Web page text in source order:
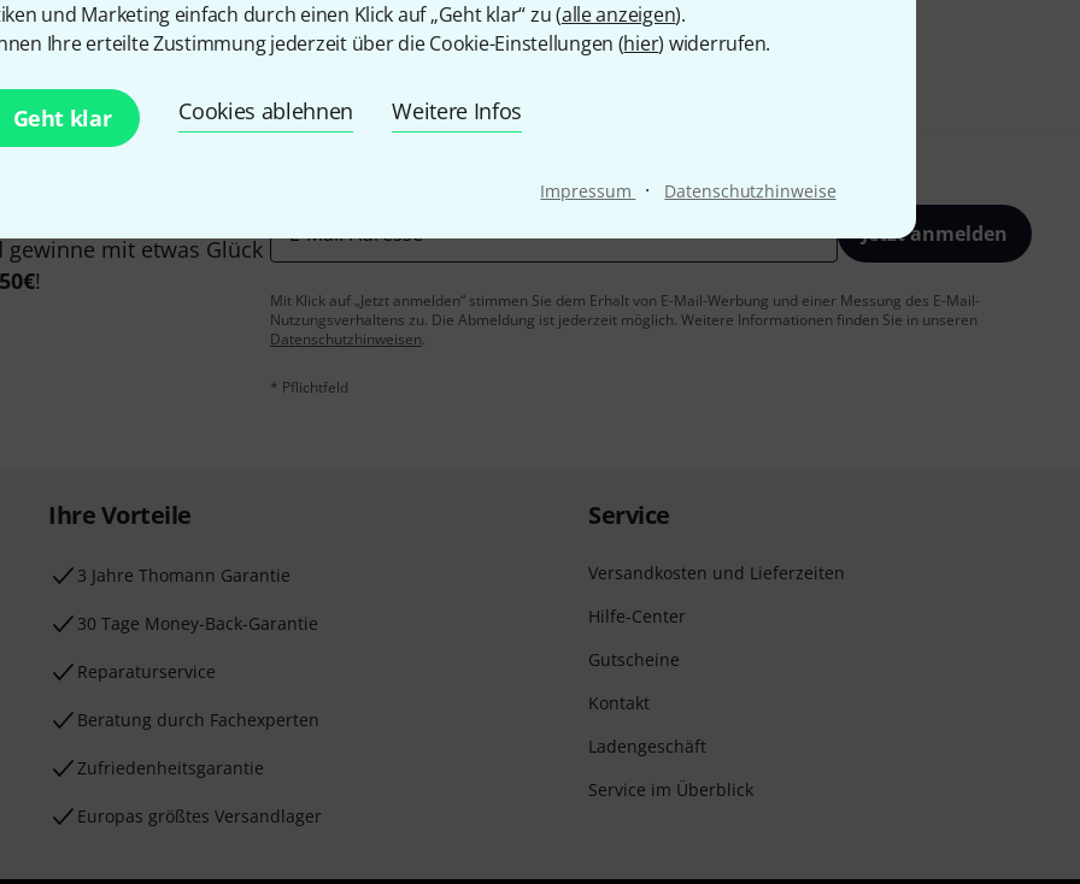
und Marketing einfach durch einen Klick auf „Geht klar“ zu (alle anzeigen).
Ihre erteilte Zustimmung jederzeit über die Cookie-Einstellungen (hier) widerrufen.
Geht klar Cookies ablehnen Weitere Infos
Impressum · Datenschutzhinweise
Teilen Hilfe & Feedback
mit etwas Glück
50€!
E-Mail-Adresse* Jetzt anmelden
Mit Klick auf „Jetzt anmelden“ stimmen Sie dem Erhalt von E-Mail-Werbung und einer Messung des E-Mail-
Nutzungsverhaltens zu. Die Abmeldung ist jederzeit möglich. Weitere Informationen finden Sie in unseren
Datenschutzhinweisen.
* Pflichtfeld
Ihre Vorteile
3 Jahre Thomann Garantie
30 Tage Money-Back-Garantie
Reparaturservice
Beratung durch Fachexperten
Zufriedenheitsgarantie
Europas größtes Versandlager
Service
Versandkosten und Lieferzeiten
Hilfe-Center
Gutscheine
Kontakt
Ladengeschäft
Service im Überblick